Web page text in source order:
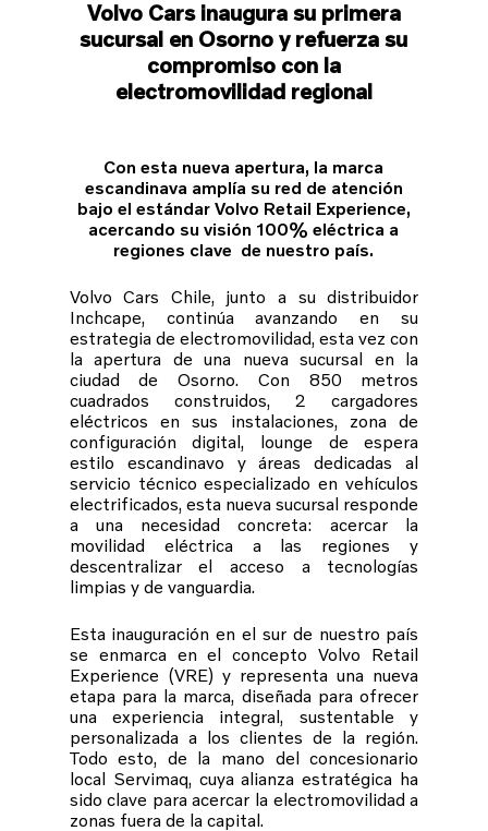
Volvo Cars inaugura su primera
sucursal en Osorno y refuerza su
compromiso con la
electromovilidad regional
Con esta nueva apertura, la marca
escandinava amplía su red de atención
bajo el estándar Volvo Retail Experience,
acercando su visión 100% eléctrica a
regiones clave de nuestro país.
Volvo Cars Chile, junto a su distribuidor
Inchcape, continúa avanzando en su
estrategia de electromovilidad, esta vez con
la apertura de una nueva sucursal en la
ciudad de Osorno. Con 850 metros
cuadrados construidos, 2 cargadores
eléctricos en sus instalaciones, zona de
configuración digital, lounge de espera
estilo escandinavo y áreas dedicadas al
servicio técnico especializado en vehículos
electrificados, esta nueva sucursal responde
a una necesidad concreta: acercar la
movilidad eléctrica a las regiones y
descentralizar el acceso a tecnologías
limpias y de vanguardia.
Esta inauguración en el sur de nuestro país
se enmarca en el concepto Volvo Retail
Experience (VRE) y representa una nueva
etapa para la marca, diseñada para ofrecer
una experiencia integral, sustentable y
personalizada a los clientes de la región.
Todo esto, de la mano del concesionario
local Servimaq, cuya alianza estratégica ha
sido clave para acercar la electromovilidad a
zonas fuera de la capital.